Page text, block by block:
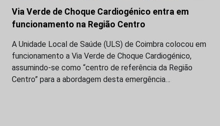
Via Verde de Choque Cardiogénico entra em
funcionamento na Região Centro
A Unidade Local de Saúde (ULS) de Coimbra colocou em
funcionamento a Via Verde de Choque Cardiogénico,
assumindo-se como “centro de referência da Região
Centro” para a abordagem desta emergência…